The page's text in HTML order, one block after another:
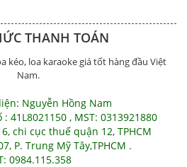
THANH TOÁN
Nguyễn Hồng Nam
41L8021150 , MST: 0313921880
chi cục thuế quận 12, TPHCM
P. Trung Mỹ Tây,TPHCM .
0984.115.358